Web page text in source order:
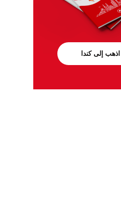
اذهب إلى كندا